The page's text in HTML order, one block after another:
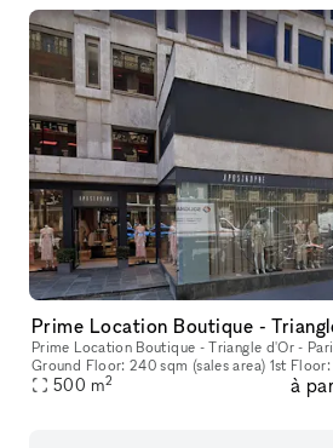
Prime Location Boutique -
Prime Location Boutique - Triangle d'Or - Paris 8th Total Size:
Ground Floor: 240 sqm (sales area) 1st
500 m2 à